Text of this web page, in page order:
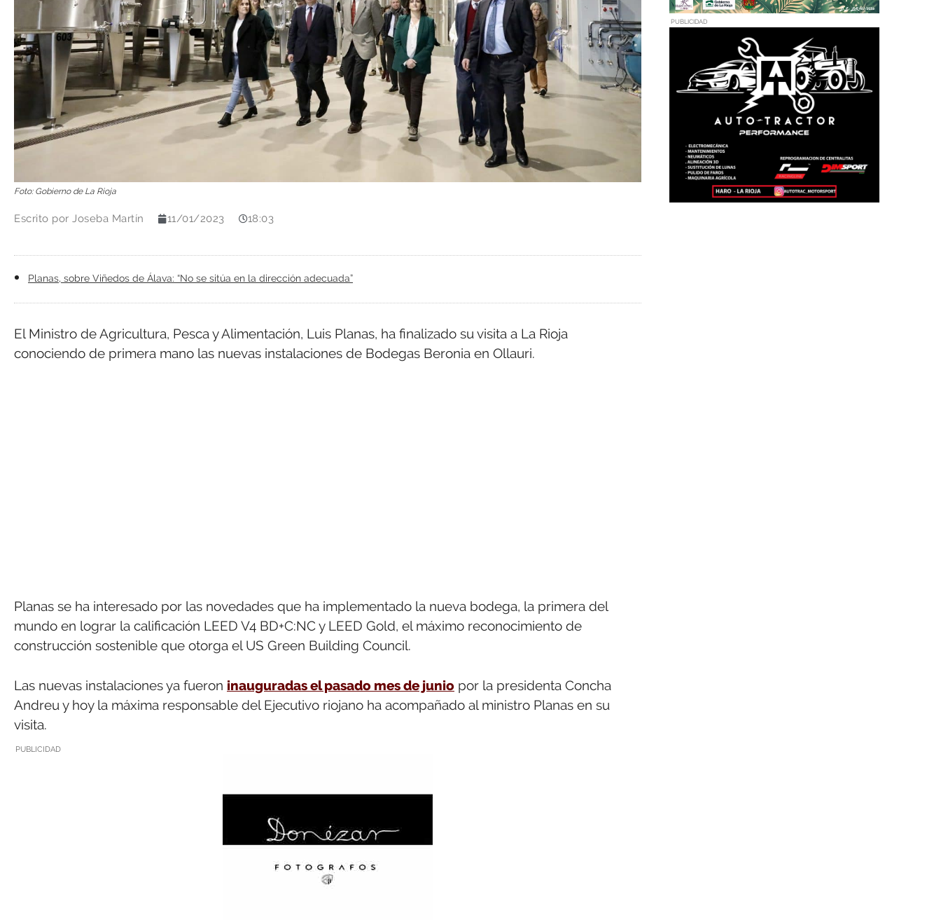
Foto: Gobierno de La Rioja
Escrito por Joseba Martín 11/01/2023 18:03
Planas, sobre Viñedos de Álava: “No se sitúa en la dirección adecuada”
El Ministro de Agricultura, Pesca y Alimentación, Luis Planas, ha finalizado su visita a La Rioja
conociendo de primera mano las nuevas instalaciones de Bodegas Beronia en Ollauri.
Planas se ha interesado por las novedades que ha implementado la nueva bodega, la primera del
mundo en lograr la calificación LEED V4 BD+C:NC y LEED Gold, el máximo reconocimiento de
construcción sostenible que otorga el US Green Building Council.
Las nuevas instalaciones ya fueron inauguradas el pasado mes de junio por la presidenta Concha
Andreu y hoy la máxima responsable del Ejecutivo riojano ha acompañado al ministro Planas en su
visita.
PUBLICIDAD
PUBLICIDAD